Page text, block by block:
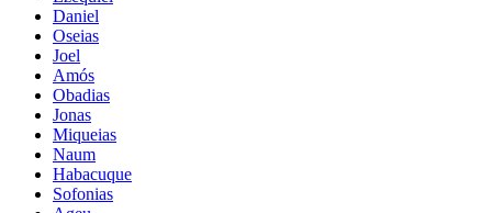
Daniel
Oseias
Joel
Amós
Obadias
Jonas
Miqueias
Naum
Habacuque
Sofonias